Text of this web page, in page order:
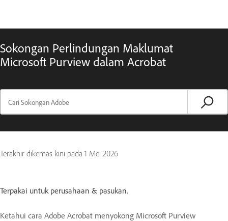
Sokongan Perlindungan Maklumat
Microsoft Purview dalam Acrobat
Terakhir dikemas kini pada 1 Mei 2026
Terpakai untuk perusahaan & pasukan.
Ketahui cara Adobe Acrobat menyokong Microsoft Purview